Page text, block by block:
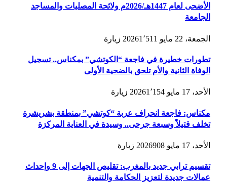
الأضحى لعام 1447هـ/2026م ولائحة المصليات والمساجد
الجامعة
الجمعة، 22 مايو 2026 1٬511 زيارة
تطورات خطيرة في فاجعة “الكوتشي” بمكناس.. تسجيل
الوفاة الثانية والأم تلحق بالضحية الأولى
الأحد، 17 مايو 2026 1٬154 زيارة
مكناس: فاجعة انحراف عربة “كوتشي” بمنطقة بشريشرة
تخلف قتيلاً وسبعة جرحى.. وسيدة في العناية المركزة
الأحد، 17 مايو 2026 908 زيارة
تقسيم ترابي جديد بالمغرب: تقليص الجهات إلى 9 وإحداث
عمالات جديدة لتعزيز الحكامة والتنمية